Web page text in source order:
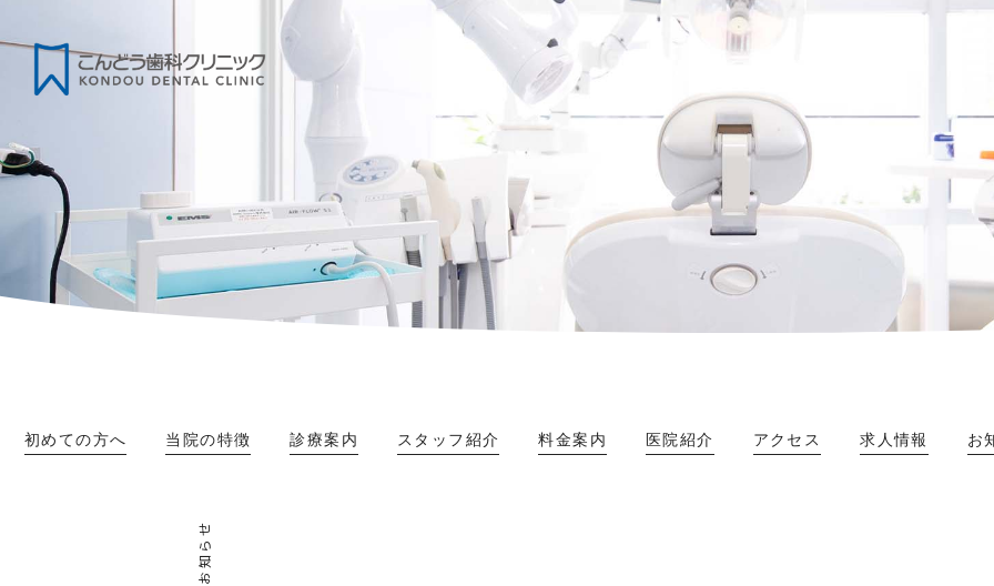
初めての方へ 当院の特徴 診療案内 スタッフ紹介 料金案内 医院紹介 アクセス 求人情報 お
お知らせ